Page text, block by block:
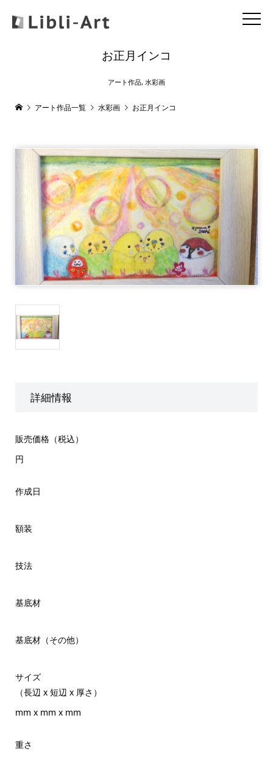
お正月インコ
アート作品, 水彩画
アート作品一覧 水彩画 お正月インコ
詳細情報
販売価格（税込）
円
作成日
額装
技法
基底材
基底材（その他）
サイズ
（長辺 x 短辺 x 厚さ）
mm x mm x mm
重さ